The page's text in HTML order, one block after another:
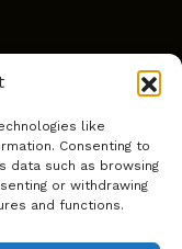
like
Consenting to
data such as browsing
or withdrawing
and functions.